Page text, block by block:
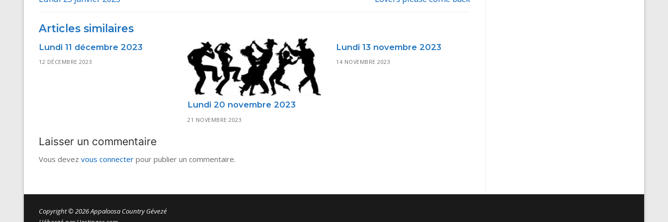
de
l’article
Articles similaires
Lundi 11 décembre 2023
12 DÉCEMBRE 2023
Lundi 20 novembre 2023
21 NOVEMBRE 2023
Lundi 13 novembre 2023
14 NOVEMBRE 2023
Laisser un commentaire
Vous devez vous connecter pour publier un commentaire.
Copyright © 2026 Appaloosa Country Gévezé